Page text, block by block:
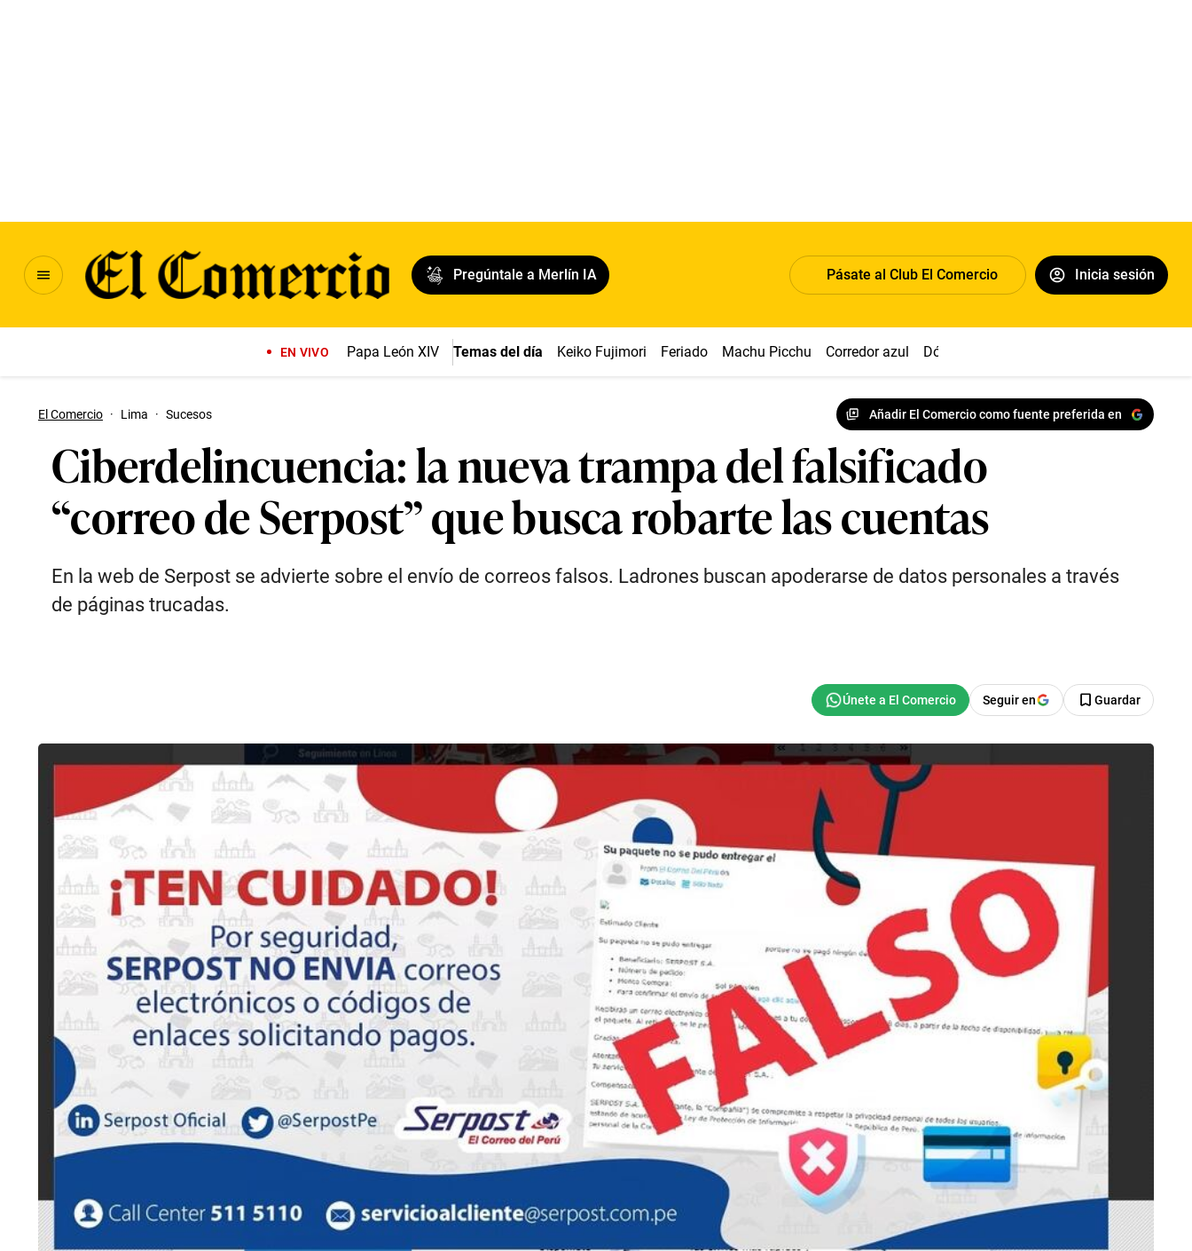
Pregúntale a Merlín IA Pásate al Club El Comercio Inicia sesión
EN VIVO Papa León XIV Temas del día Keiko Fujimori Feriado Machu Picchu Corredor azul Dólar
El Comercio · Lima · Sucesos Añadir El Comercio como fuente preferida en
Ciberdelincuencia: la nueva trampa del falsificado
“correo de Serpost” que busca robarte las cuentas
En la web de Serpost se advierte sobre el envío de correos falsos. Ladrones buscan apoderarse de datos personales a través
de páginas trucadas.
Seguir en Guardar